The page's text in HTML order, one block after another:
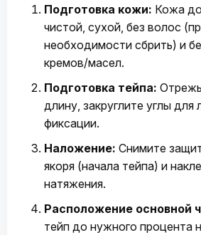
Подготовка кожи: Кожа
чистой, сухой, без волос
необходимости сбрить) и
кремов/масел.
Подготовка тейпа:
длину, закруглите углы для
фиксации.
Наложение: Снимите
якоря (начала тейпа) и
натяжения.
Расположение основной
тейп до нужного процента